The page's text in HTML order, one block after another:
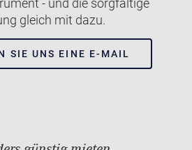
- und die sorgfältige
gleich mit dazu.
SIE UNS EINE E-MAIL